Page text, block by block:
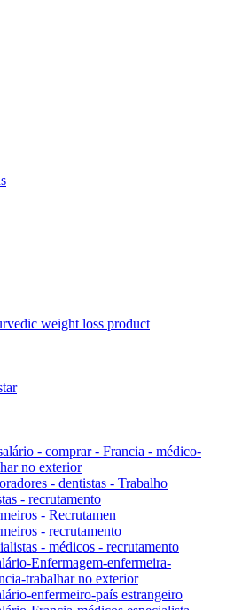
weight loss product
- comprar - Francia - médico-
no exterior
- dentistas - Trabalho
- recrutamento
- Recrutamen
- recrutamento
- médicos - recrutamento
Enfermagem-enfermeira-
trabalhar no exterior
enfermeiro-país estrangeiro